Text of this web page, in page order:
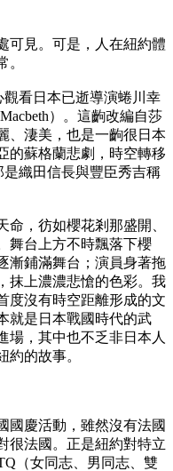
可見。可是，人在紐約體
。
看日本已逝導演蜷川幸
）。這齣改編自莎
、淒美，也是一齣很日本
的蘇格蘭悲劇，時空轉移
織田信長與豐臣秀吉稱
命，彷如櫻花剎那盛開、
舞台上方不時飄落下櫻
漸鋪滿舞台；演員身著拖
抹上濃濃悲愴的色彩。我
度沒有時空距離形成的文
就是日本戰國時代的武
場，其中也不乏非日本人
約的故事。
國慶活動，雖然沒有法國
很法國。正是紐約對特立
（女同志、男同志、雙